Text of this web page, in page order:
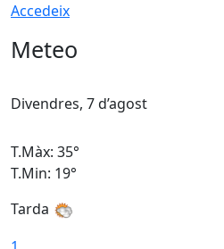
Accedeix
Meteo
Divendres, 7 d’agost
T.Màx: 35°
T.Min: 19°
Tarda